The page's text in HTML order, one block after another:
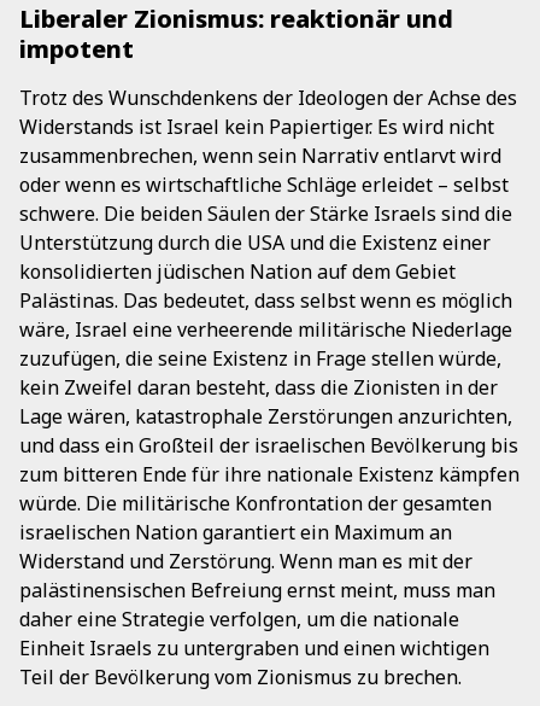
Liberaler Zionismus: reaktionär und
impotent
Trotz des Wunschdenkens der Ideologen der Achse des
Widerstands ist Israel kein Papiertiger. Es wird nicht
zusammenbrechen, wenn sein Narrativ entlarvt wird
oder wenn es wirtschaftliche Schläge erleidet – selbst
schwere. Die beiden Säulen der Stärke Israels sind die
Unterstützung durch die USA und die Existenz einer
konsolidierten jüdischen Nation auf dem Gebiet
Palästinas. Das bedeutet, dass selbst wenn es möglich
wäre, Israel eine verheerende militärische Niederlage
zuzufügen, die seine Existenz in Frage stellen würde,
kein Zweifel daran besteht, dass die Zionisten in der
Lage wären, katastrophale Zerstörungen anzurichten,
und dass ein Großteil der israelischen Bevölkerung bis
zum bitteren Ende für ihre nationale Existenz kämpfen
würde. Die militärische Konfrontation der gesamten
israelischen Nation garantiert ein Maximum an
Widerstand und Zerstörung. Wenn man es mit der
palästinensischen Befreiung ernst meint, muss man
daher eine Strategie verfolgen, um die nationale
Einheit Israels zu untergraben und einen wichtigen
Teil der Bevölkerung vom Zionismus zu brechen.